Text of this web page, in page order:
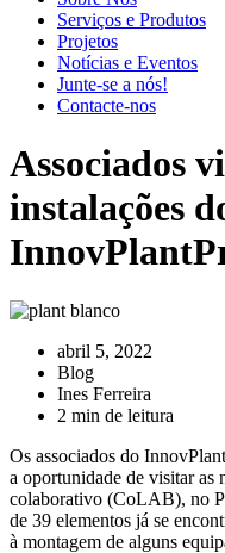
Serviços e Produtos
Projetos
Notícias e Eventos
Junte-se a nós!
Contacte-nos
Associados
instalações
abril 5, 2022
Blog
Ines Ferreira
2 min de leitura
Os associados do
a oportunidade de visitar as
colaborativo (CoLAB), no
de 39 elementos já se
à montagem de alguns